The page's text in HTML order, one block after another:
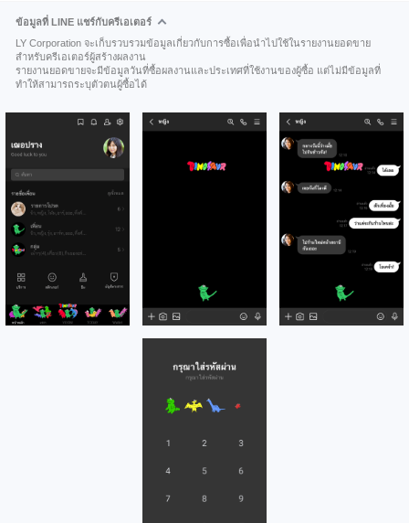
ข้อมูลที่ LINE แชร์กับครีเอเตอร์
LY Corporation จะเก็บรวบรวมข้อมูลเกี่ยวกับการซื้อเพื่อนำไปใช้ในรายงานยอดขาย
สำหรับครีเอเตอร์ผู้สร้างผลงาน
รายงานยอดขายจะมีข้อมูลวันที่ซื้อผลงานและประเทศที่ใช้งานของผู้ซื้อ แต่ไม่มีข้อมูลที่
ทำให้สามารถระบุตัวตนผู้ซื้อได้